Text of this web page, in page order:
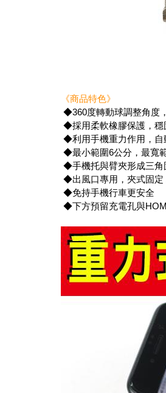
《商品特色》
◆360度轉動球調整角度
◆採用柔軟橡膠保護，穩
◆利用手機重力作用，自
◆最小範圍6公分，最寬
◆手機托與臂夾形成三角
◆出風口專用，夾式固定
◆免持手機行車更安全
◆下方預留充電孔與